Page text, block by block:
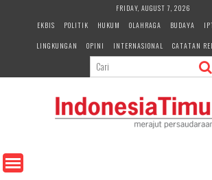
e
n
FRIDAY, AUGUST 7, 2026
EKBIS
POLITIK HUKUM OLAHRAGA BUDAYA
LINGKUNGAN
OPINI INTERNASIONAL CATATAN